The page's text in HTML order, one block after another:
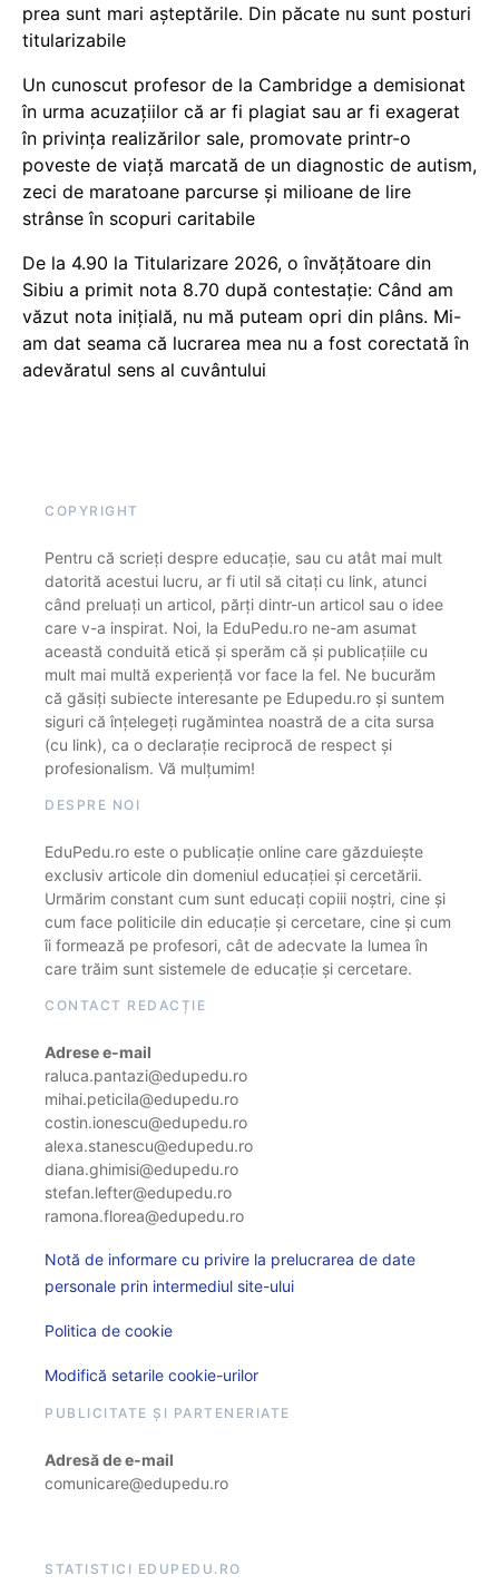
prea sunt mari așteptările. Din păcate nu sunt posturi
titularizabile
Un cunoscut profesor de la Cambridge a demisionat
în urma acuzațiilor că ar fi plagiat sau ar fi exagerat
în privința realizărilor sale, promovate printr-o
poveste de viață marcată de un diagnostic de autism,
zeci de maratoane parcurse și milioane de lire
strânse în scopuri caritabile
De la 4.90 la Titularizare 2026, o învățătoare din
Sibiu a primit nota 8.70 după contestație: Când am
văzut nota inițială, nu mă puteam opri din plâns. Mi-
am dat seama că lucrarea mea nu a fost corectată în
adevăratul sens al cuvântului
COPYRIGHT
Pentru că scrieți despre educație, sau cu atât mai mult
datorită acestui lucru, ar fi util să citați cu link, atunci
când preluați un articol, părți dintr-un articol sau o idee
care v-a inspirat. Noi, la EduPedu.ro ne-am asumat
această conduită etică și sperăm că și publicațiile cu
mult mai multă experiență vor face la fel. Ne bucurăm
că găsiți subiecte interesante pe Edupedu.ro și suntem
siguri că înțelegeți rugămintea noastră de a cita sursa
(cu link), ca o declarație reciprocă de respect și
profesionalism. Vă mulțumim!
DESPRE NOI
EduPedu.ro este o publicație online care găzduiește
exclusiv articole din domeniul educației și cercetării.
Urmărim constant cum sunt educați copiii noștri, cine și
cum face politicile din educație și cercetare, cine și cum
îi formează pe profesori, cât de adecvate la lumea în
care trăim sunt sistemele de educație și cercetare.
CONTACT REDACȚIE
Adrese e-mail
raluca.pantazi@edupedu.ro
mihai.peticila@edupedu.ro
costin.ionescu@edupedu.ro
alexa.stanescu@edupedu.ro
diana.ghimisi@edupedu.ro
stefan.lefter@edupedu.ro
ramona.florea@edupedu.ro
Notă de informare cu privire la prelucrarea de date
personale prin intermediul site-ului
Politica de cookie
Modifică setarile cookie-urilor
PUBLICITATE ȘI PARTENERIATE
Adresă de e-mail
comunicare@edupedu.ro
STATISTICI EDUPEDU.RO